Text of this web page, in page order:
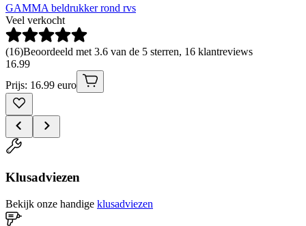
GAMMA beldrukker rond rvs
Veel verkocht
(16)Beoordeeld met 3.6 van de 5 sterren, 16 klantreviews
16.99
Prijs: 16.99 euro
Klusadviezen
Bekijk onze handige klusadviezen